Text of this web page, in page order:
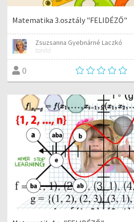
Matematika 3.osztály "FELIDÉZŐ"
Zsuzsanna Gyebnárné Laczkó
tanító
0